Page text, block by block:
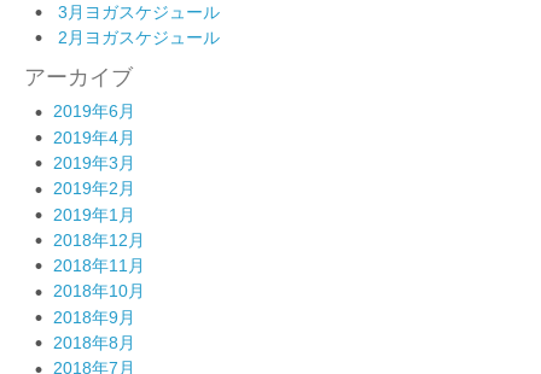
3月ヨガスケジュール
2月ヨガスケジュール
アーカイブ
2019年6月
2019年4月
2019年3月
2019年2月
2019年1月
2018年12月
2018年11月
2018年10月
2018年9月
2018年8月
2018年7月